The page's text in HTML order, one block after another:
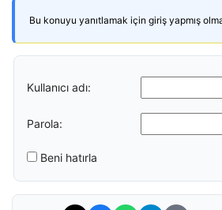
Bu konuyu yanıtlamak için giriş yapmış
Kullanıcı adı:
Parola:
Beni hatırla